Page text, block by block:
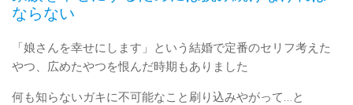
ならない
「娘さんを幸せにします」という結婚で定番のセリフ考えた
やつ、広めたやつを恨んだ時期もありました
何も知らないガキに不可能なこと刷り込みやがって…と